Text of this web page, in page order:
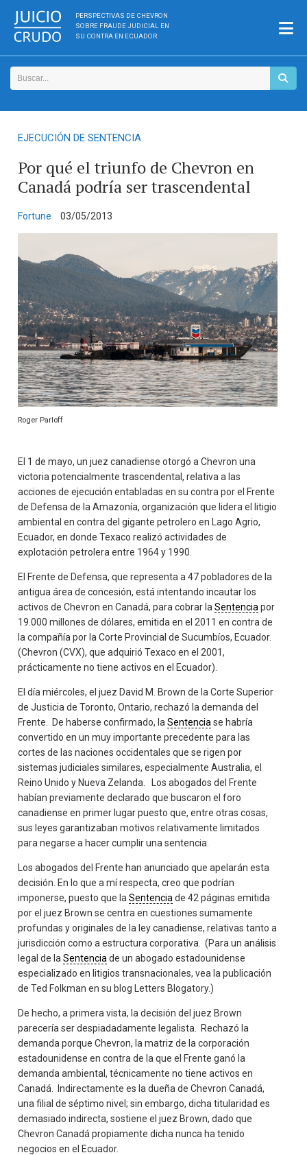
PERSPECTIVAS DE CHEVRON
SOBRE FRAUDE JUDICIAL EN
SU CONTRA EN ECUADOR
EJECUCIÓN DE SENTENCIA
Por qué el triunfo de Chevron en
Canadá podría ser trascendental
Fortune 03/05/2013
Roger Parloff
El 1 de mayo, un juez canadiense otorgó a Chevron una
victoria potencialmente trascendental, relativa a las
acciones de ejecución entabladas en su contra por el Frente
de Defensa de la Amazonía, organización que lidera el litigio
ambiental en contra del gigante petrolero en Lago Agrio,
Ecuador, en donde Texaco realizó actividades de
explotación petrolera entre 1964 y 1990.
El Frente de Defensa, que representa a 47 pobladores de la
antigua área de concesión, está intentando incautar los
activos de Chevron en Canadá, para cobrar laSentencia por
19.000 millones de dólares, emitida en el 2011 en contra de
la compañía por la Corte Provincial de Sucumbíos, Ecuador.
(Chevron (CVX), que adquirió Texaco en el 2001,
prácticamente no tiene activos en el Ecuador).
El día miércoles, el juez David M. Brown de la Corte Superior
de Justicia de Toronto, Ontario, rechazó la demanda del
Frente. De haberse confirmado, laSentencia se habría
convertido en un muy importante precedente para las
cortes de las naciones occidentales que se rigen por
sistemas judiciales similares, especialmente Australia, el
Reino Unido y Nueva Zelanda. Los abogados del Frente
habían previamente declarado que buscaron el foro
canadiense en primer lugar puesto que, entre otras cosas,
sus leyes garantizaban motivos relativamente limitados
para negarse a hacer cumplir una sentencia.
Los abogados del Frente han anunciado que apelarán esta
decisión. En lo que a mí respecta, creo que podrían
imponerse, puesto que laSentencia de 42 páginas emitida
por el juez Brown se centra en cuestiones sumamente
profundas y originales de la ley canadiense, relativas tanto a
jurisdicción como a estructura corporativa. (Para un análisis
legal de laSentencia de un abogado estadounidense
especializado en litigios transnacionales, vea la publicación
de Ted Folkman en su blog Letters Blogatory.)
De hecho, a primera vista, la decisión del juez Brown
parecería ser despiadadamente legalista. Rechazó la
demanda porque Chevron, la matriz de la corporación
estadounidense en contra de la que el Frente ganó la
demanda ambiental, técnicamente no tiene activos en
Canadá. Indirectamente es la dueña de Chevron Canadá,
una filial de séptimo nivel; sin embargo, dicha titularidad es
demasiado indirecta, sostiene el juez Brown, dado que
Chevron Canadá propiamente dicha nunca ha tenido
negocios en el Ecuador.